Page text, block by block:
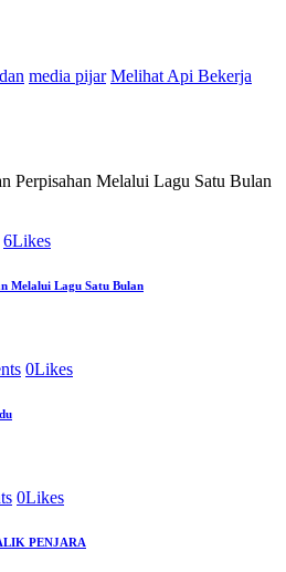
media pijar Melihat Api Bekerja
6Likes
Melalui Lagu Satu Bulan
0Likes
0Likes
PENJARA